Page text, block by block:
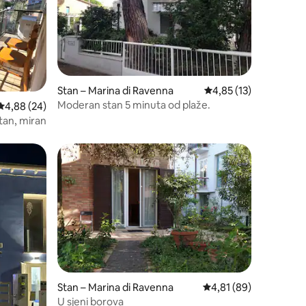
ocjena: 4,88/5, recenzija: 24
4,88 (24)
miran
Stan – Marina di Ravenna Prosječna ocjena:
4,85 (13)
Moderan stan 5 minuta od plaže.
Stan – Marina di Ravenna Prosječna ocjena:
4,81 (89)
U sjeni borova